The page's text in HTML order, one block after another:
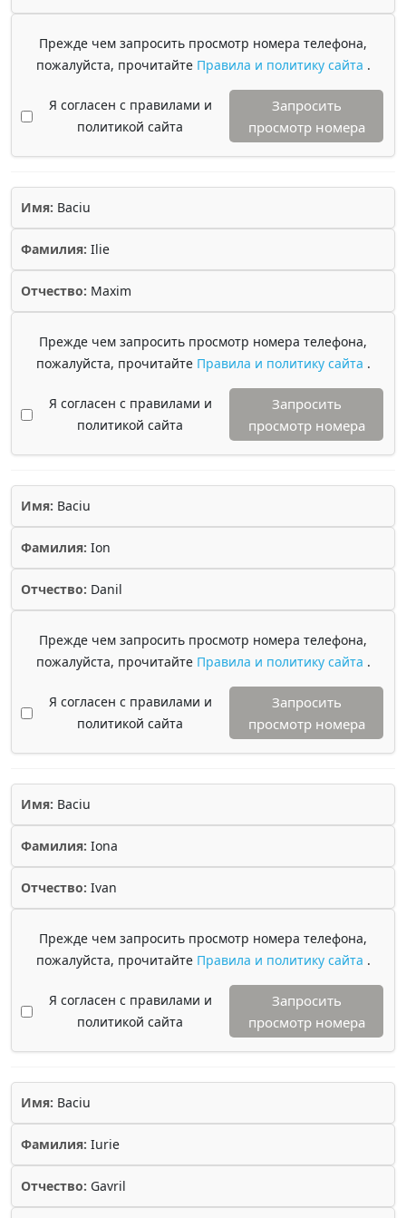
Прежде чем запросить просмотр номера телефона,
пожалуйста, прочитайте Правила и политику сайта .
Я согласен с правилами и
политикой сайта
Запросить
просмотр номера
Имя: Baciu
Фамилия: Ilie
Отчество: Maxim
Прежде чем запросить просмотр номера телефона,
пожалуйста, прочитайте Правила и политику сайта .
Я согласен с правилами и
политикой сайта
Запросить
просмотр номера
Имя: Baciu
Фамилия: Ion
Отчество: Danil
Прежде чем запросить просмотр номера телефона,
пожалуйста, прочитайте Правила и политику сайта .
Я согласен с правилами и
политикой сайта
Запросить
просмотр номера
Имя: Baciu
Фамилия: Iona
Отчество: Ivan
Прежде чем запросить просмотр номера телефона,
пожалуйста, прочитайте Правила и политику сайта .
Я согласен с правилами и
политикой сайта
Запросить
просмотр номера
Имя: Baciu
Фамилия: Iurie
Отчество: Gavril